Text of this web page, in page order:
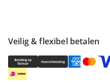
Veilig & flexibel betalen